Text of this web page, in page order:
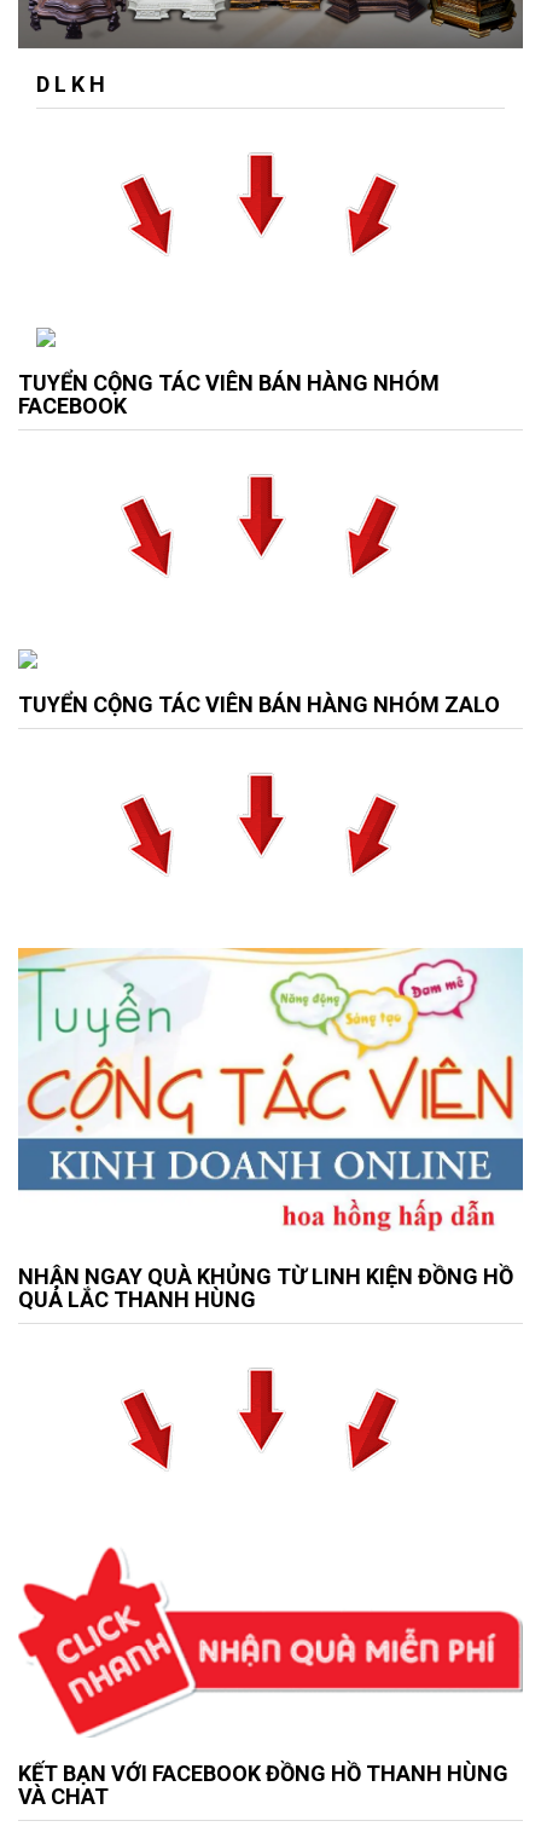
D L K H
TUYỂN CỘNG TÁC VIÊN BÁN HÀNG NHÓM
FACEBOOK
TUYỂN CỘNG TÁC VIÊN BÁN HÀNG NHÓM ZALO
NHẬN NGAY QUÀ KHỦNG TỪ LINH KIỆN ĐỒNG HỒ
QUẢ LẮC THANH HÙNG
KẾT BẠN VỚI FACEBOOK ĐỒNG HỒ THANH HÙNG
VÀ CHAT